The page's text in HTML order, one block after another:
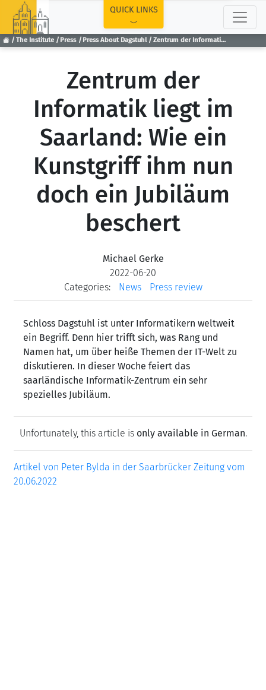
The Institute Press Press About Dagstuhl Zentrum der Informatik liegt im Saarland: Wie ein Kunstgriff ihm nun doch ein Jubiläum beschert
QUICK LINKS
Zentrum der
Informatik liegt im
Saarland: Wie ein
Kunstgriff ihm nun
doch ein Jubiläum
beschert
Michael Gerke
2022-06-20
Categories:
News Press review
Schloss Dagstuhl ist unter Informatikern weltweit
ein Begriff. Denn hier trifft sich, was Rang und
Namen hat, um über heiße Themen der IT-Welt zu
diskutieren. In dieser Woche feiert das
saarländische Informatik-Zentrum ein sehr
spezielles Jubiläum.
Unfortunately, this article is only available in German.
Artikel von Peter Bylda in der Saarbrücker Zeitung vom
20.06.2022